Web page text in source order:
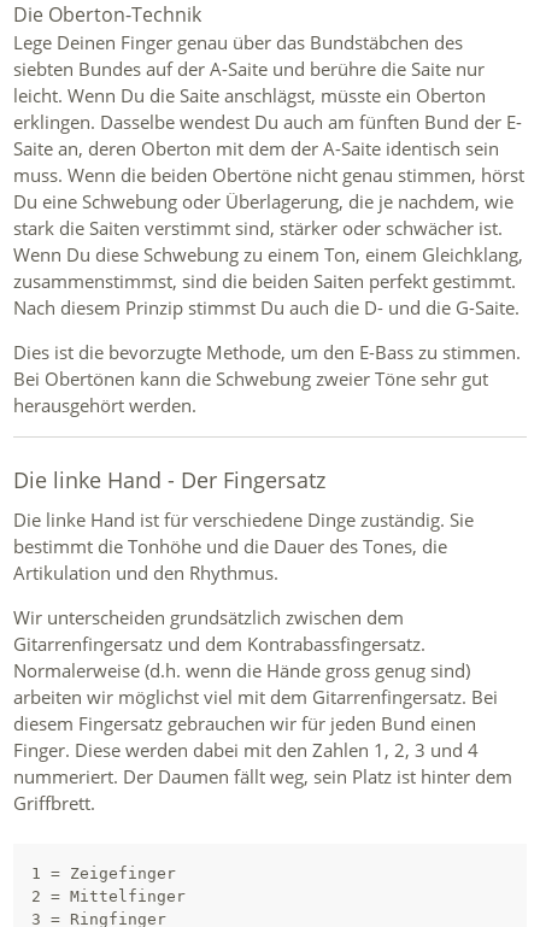
Die Oberton-Technik
Lege Deinen Finger genau über das Bundstäbchen des
siebten Bundes auf der A-Saite und berühre die Saite nur
leicht. Wenn Du die Saite anschlägst, müsste ein Oberton
erklingen. Dasselbe wendest Du auch am fünften Bund der E-
Saite an, deren Oberton mit dem der A-Saite identisch sein
muss. Wenn die beiden Obertöne nicht genau stimmen, hörst
Du eine Schwebung oder Überlagerung, die je nachdem, wie
stark die Saiten verstimmt sind, stärker oder schwächer ist.
Wenn Du diese Schwebung zu einem Ton, einem Gleichklang,
zusammenstimmst, sind die beiden Saiten perfekt gestimmt.
Nach diesem Prinzip stimmst Du auch die D- und die G-Saite.
Dies ist die bevorzugte Methode, um den E-Bass zu stimmen.
Bei Obertönen kann die Schwebung zweier Töne sehr gut
herausgehört werden.
Die linke Hand - Der Fingersatz
Die linke Hand ist für verschiedene Dinge zuständig. Sie
bestimmt die Tonhöhe und die Dauer des Tones, die
Artikulation und den Rhythmus.
Wir unterscheiden grundsätzlich zwischen dem
Gitarrenfingersatz und dem Kontrabassfingersatz.
Normalerweise (d.h. wenn die Hände gross genug sind)
arbeiten wir möglichst viel mit dem Gitarrenfingersatz. Bei
diesem Fingersatz gebrauchen wir für jeden Bund einen
Finger. Diese werden dabei mit den Zahlen 1, 2, 3 und 4
nummeriert. Der Daumen fällt weg, sein Platz ist hinter dem
Griffbrett.
1 = Zeigefinger
2 = Mittelfinger
3 = Ringfinger